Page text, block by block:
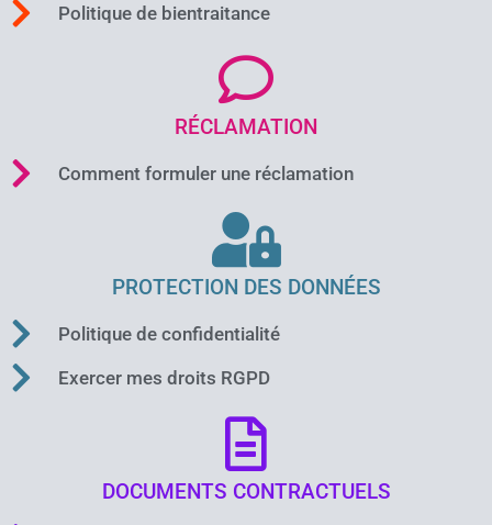
Politique de bientraitance
RÉCLAMATION
Comment formuler une réclamation
PROTECTION DES DONNÉES
Politique de confidentialité
Exercer mes droits RGPD
DOCUMENTS CONTRACTUELS